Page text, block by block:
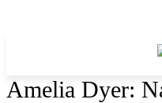
Amelia Dyer: